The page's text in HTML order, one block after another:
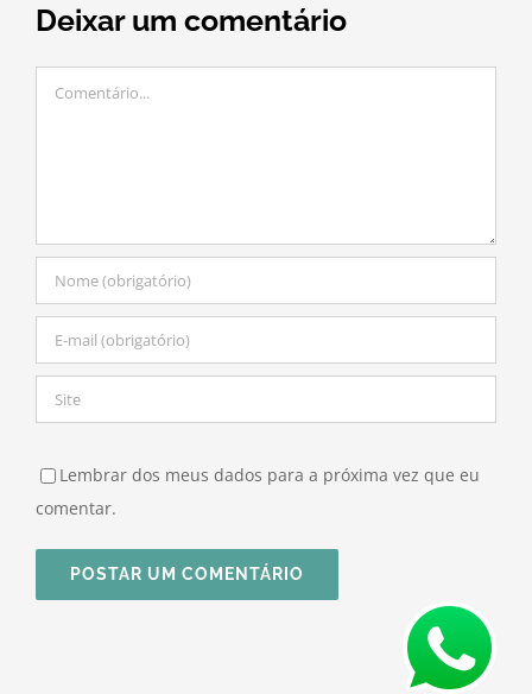
Deixar um comentário
Lembrar dos meus dados para a próxima vez que eu
comentar.